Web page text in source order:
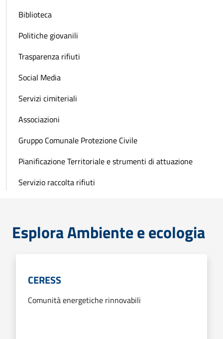
Biblioteca
Politiche giovanili
Trasparenza rifiuti
Social Media
Servizi cimiteriali
Associazioni
Gruppo Comunale Protezione Civile
Pianificazione Territoriale e strumenti di attuazione
Servizio raccolta rifiuti
Esplora Ambiente e ecologia
CERESS
Comunità energetiche rinnovabili